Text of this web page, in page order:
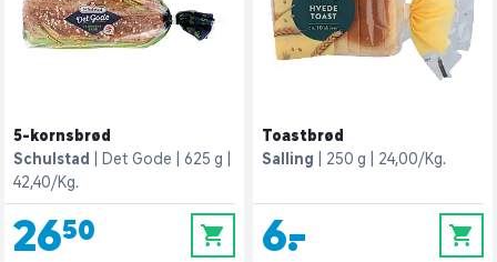
5-kornsbrød
Schulstad
Det Gode
625 g
42,40/Kg.
26,50 0
Toastbrød
Salling
250 g 24,00/Kg.
6,- 0